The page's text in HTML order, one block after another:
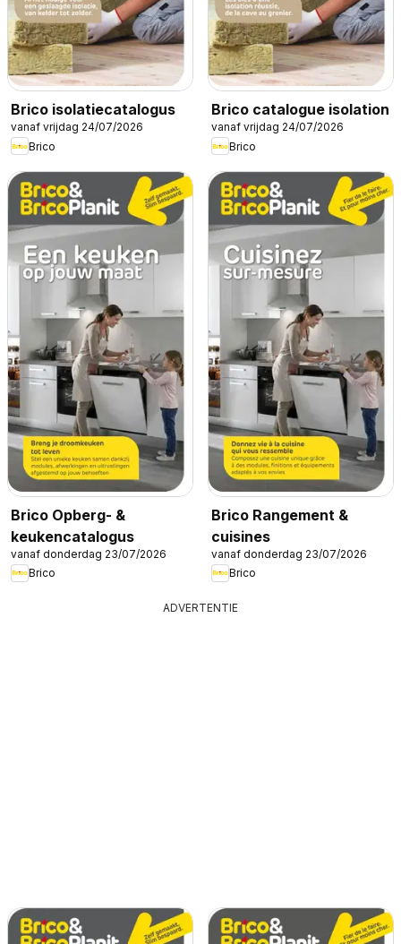
Brico isolatiecatalogus
vanaf vrijdag 24/07/2026
Brico
Brico catalogue isolation
vanaf vrijdag 24/07/2026
Brico
Brico Opberg- &
keukencatalogus
vanaf donderdag 23/07/2026
Brico
Brico Rangement &
cuisines
vanaf donderdag 23/07/2026
Brico
ADVERTENTIE